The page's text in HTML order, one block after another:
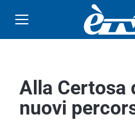
Alla Certosa
nuovi